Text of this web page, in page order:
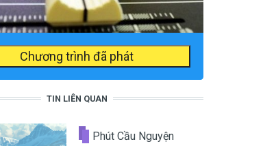
Chương trình đã phát
TIN LIÊN QUAN
Phút Cầu Nguyện